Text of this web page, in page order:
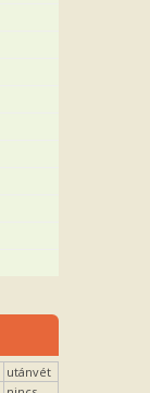
utánvét